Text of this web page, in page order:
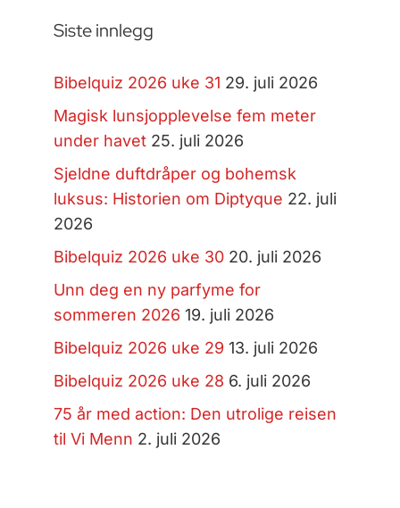
Siste innlegg
Bibelquiz 2026 uke 31 29. juli 2026
Magisk lunsjopplevelse fem meter
under havet 25. juli 2026
Sjeldne duftdråper og bohemsk
luksus: Historien om Diptyque 22. juli
2026
Bibelquiz 2026 uke 30 20. juli 2026
Unn deg en ny parfyme for
sommeren 2026 19. juli 2026
Bibelquiz 2026 uke 29 13. juli 2026
Bibelquiz 2026 uke 28 6. juli 2026
75 år med action: Den utrolige reisen
til Vi Menn 2. juli 2026